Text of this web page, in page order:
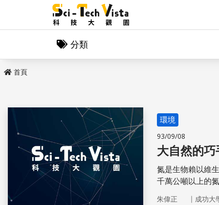
分類
首頁
環境
93/09/08
大自然的
氮是生物賴以維
千萬公噸以上的
朱偉正 ｜ 成功大